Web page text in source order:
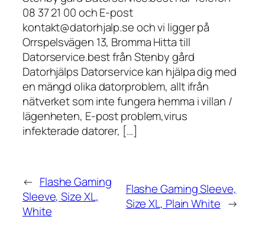
08 37 21 00 och E-post
kontakt@datorhjalp.se och vi ligger på
Orrspelsvägen 13, Bromma Hitta till
Datorservice.best från Stenby gård
Datorhjälps Datorservice kan hjälpa dig med
en mängd olika datorproblem, allt ifrån
nätverket som inte fungera hemma i villan /
lägenheten, E-post problem,virus
infekterade datorer, […]
← Flashe Gaming
Sleeve, Size XL,
White
Flashe Gaming Sleeve,
Size XL, Plain White →